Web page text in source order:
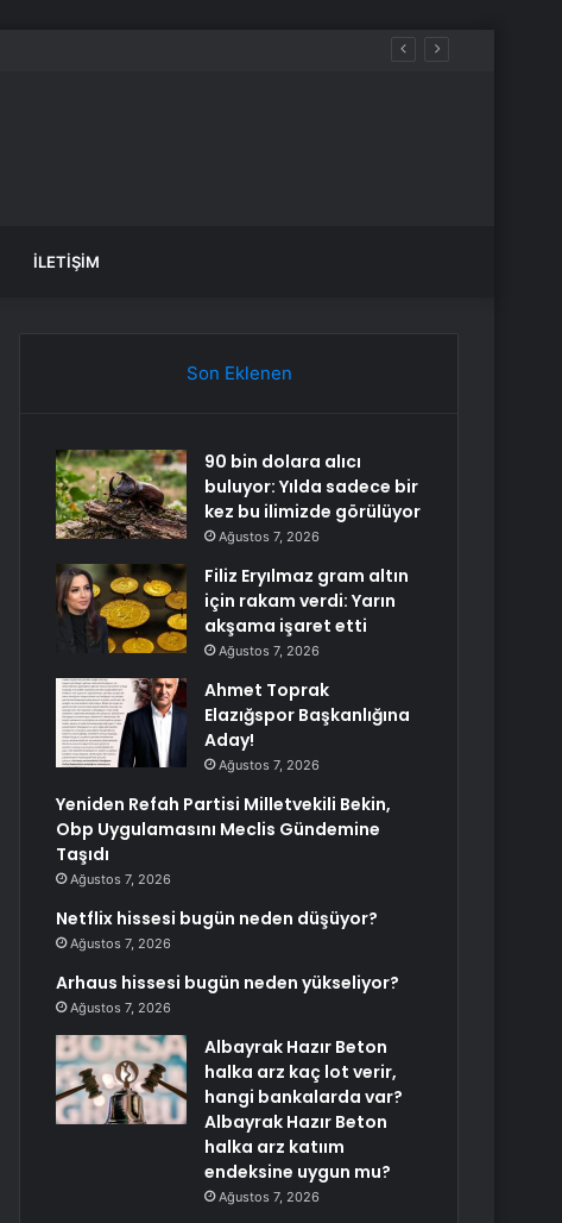
İLETIŞIM
Son Eklenen
90 bin dolara alıcı
buluyor: Yılda sadece bir
kez bu ilimizde görülüyor
Ağustos 7, 2026
Filiz Eryılmaz gram altın
için rakam verdi: Yarın
akşama işaret etti
Ağustos 7, 2026
Ahmet Toprak
Elazığspor Başkanlığına
Aday!
Ağustos 7, 2026
Yeniden Refah Partisi Milletvekili Bekin,
Obp Uygulamasını Meclis Gündemine
Taşıdı
Ağustos 7, 2026
Netflix hissesi bugün neden düşüyor?
Ağustos 7, 2026
Arhaus hissesi bugün neden yükseliyor?
Ağustos 7, 2026
Albayrak Hazır Beton
halka arz kaç lot verir,
hangi bankalarda var?
Albayrak Hazır Beton
halka arz katıım
endeksine uygun mu?
Ağustos 7, 2026